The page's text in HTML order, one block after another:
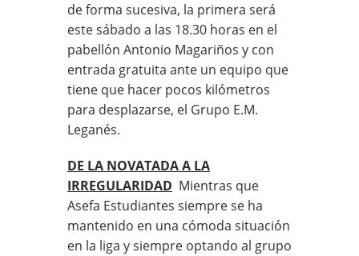
de forma sucesiva, la primera será
este sábado a las 18.30 horas en el
pabellón Antonio Magariños y con
entrada gratuita ante un equipo que
tiene que hacer pocos kilómetros
para desplazarse, el Grupo E.M.
Leganés.
DE LA NOVATADA A LA
IRREGULARIDAD Mientras que
Asefa Estudiantes siempre se ha
mantenido en una cómoda situación
en la liga y siempre optando al grupo